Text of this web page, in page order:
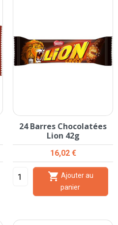
24 Barres Chocolatées
Lion 42g
Prix
16,02 €

panier